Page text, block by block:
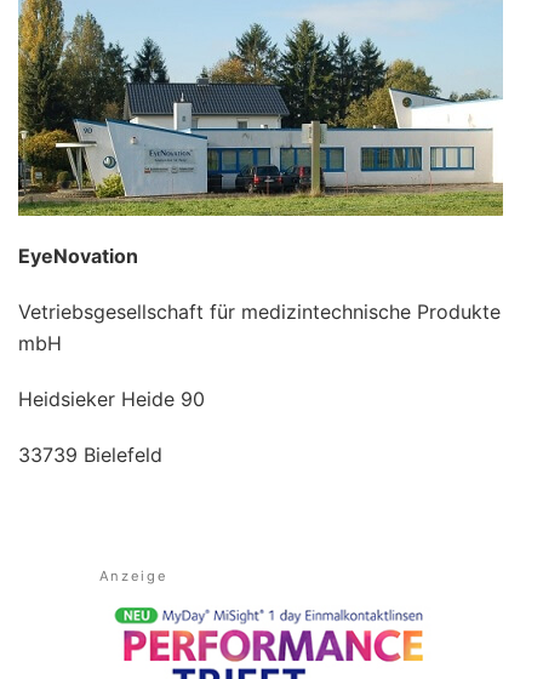
EyeNovation
Vetriebsgesellschaft für medizintechnische Produkte
mbH
Heidsieker Heide 90
33739 Bielefeld